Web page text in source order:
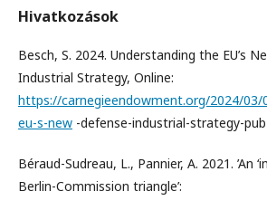
Hivatkozások
Besch, S. 2024. Understanding the EU’s
Industrial Strategy, Online:
https://carnegieendowment.org/2024/03/
eu-s-new -defense-industrial-strategy-
Béraud-Sudreau, L., Pannier, A. 2021. ’An
Berlin-Commission triangle’: